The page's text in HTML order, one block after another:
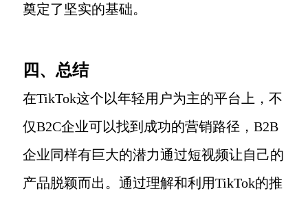
奠定了坚实的基础。
四、总结
在TikTok这个以年轻用户为主的平台上，不
仅B2C企业可以找到成功的营销路径，B2B
企业同样有巨大的潜力通过短视频让自己的
产品脱颖而出。通过理解和利用TikTok的推